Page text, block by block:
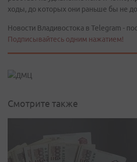
ходы, до которых они раньше бы не
Новости Владивостока в Telegram -
Подписывайтесь одним нажатием!
Смотрите также